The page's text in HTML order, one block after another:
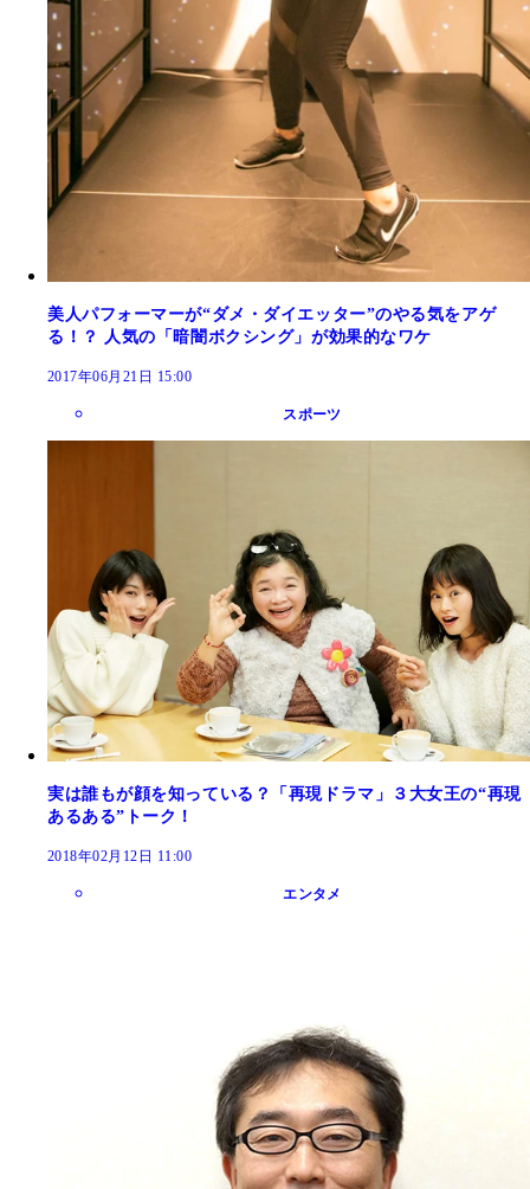
美人パフォーマーが“ダメ・ダイエッター”のやる気をアゲ
る！？ 人気の「暗闇ボクシング」が効果的なワケ
2017年06月21日 15:00
スポーツ
実は誰もが顔を知っている？「再現ドラマ」３大女王の“再現
あるある”トーク！
2018年02月12日 11:00
エンタメ